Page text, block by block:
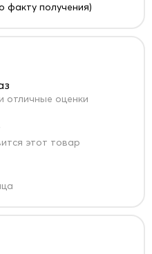
факту получения)
отличные оценки
этот товар